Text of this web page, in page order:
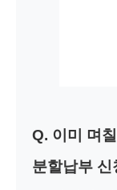
Q. 이미 며
분할납부